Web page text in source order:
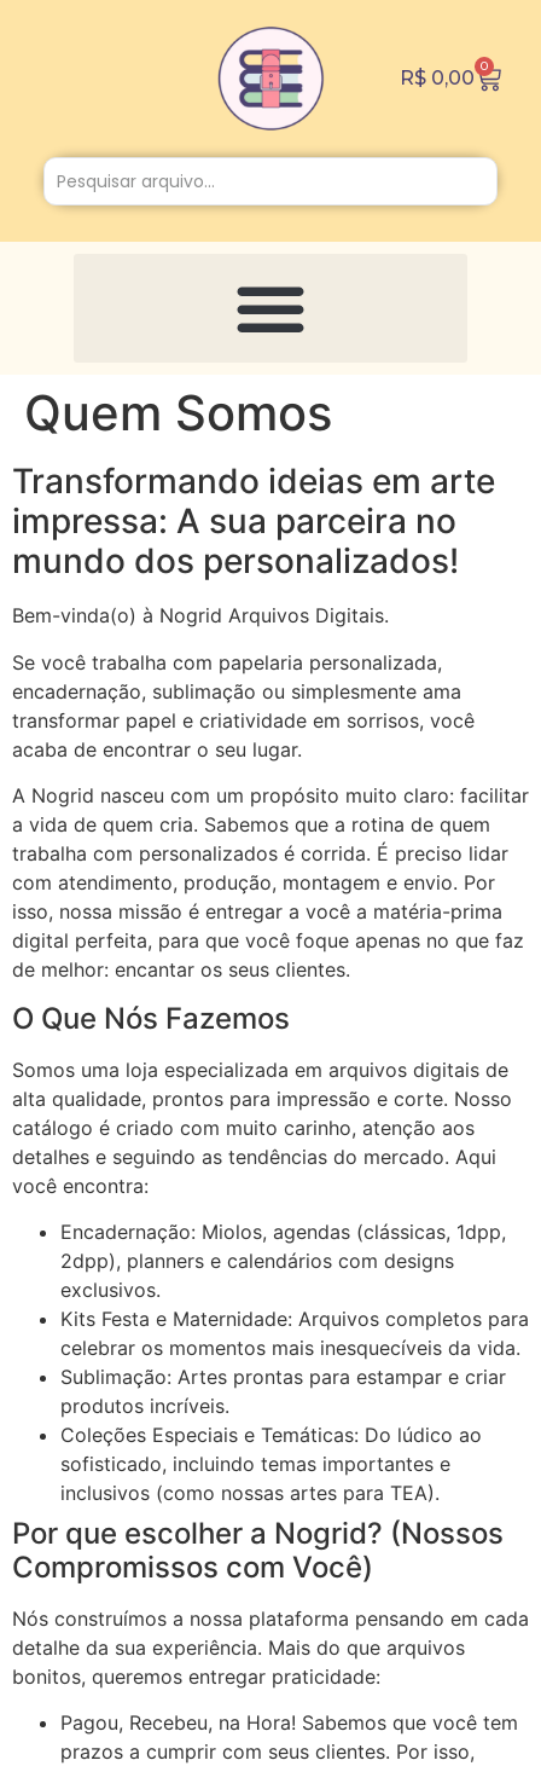
R$ 0,00
0
Quem Somos
Transformando ideias em arte
impressa: A sua parceira no
mundo dos personalizados!
Bem-vinda(o) à Nogrid Arquivos Digitais.
Se você trabalha com papelaria personalizada,
encadernação, sublimação ou simplesmente ama
transformar papel e criatividade em sorrisos, você
acaba de encontrar o seu lugar.
A Nogrid nasceu com um propósito muito claro: facilitar
a vida de quem cria. Sabemos que a rotina de quem
trabalha com personalizados é corrida. É preciso lidar
com atendimento, produção, montagem e envio. Por
isso, nossa missão é entregar a você a matéria-prima
digital perfeita, para que você foque apenas no que faz
de melhor: encantar os seus clientes.
O Que Nós Fazemos
Somos uma loja especializada em arquivos digitais de
alta qualidade, prontos para impressão e corte. Nosso
catálogo é criado com muito carinho, atenção aos
detalhes e seguindo as tendências do mercado. Aqui
você encontra:
Encadernação: Miolos, agendas (clássicas, 1dpp,
2dpp), planners e calendários com designs
exclusivos.
Kits Festa e Maternidade: Arquivos completos para
celebrar os momentos mais inesquecíveis da vida.
Sublimação: Artes prontas para estampar e criar
produtos incríveis.
Coleções Especiais e Temáticas: Do lúdico ao
sofisticado, incluindo temas importantes e
inclusivos (como nossas artes para TEA).
Por que escolher a Nogrid? (Nossos
Compromissos com Você)
Nós construímos a nossa plataforma pensando em cada
detalhe da sua experiência. Mais do que arquivos
bonitos, queremos entregar praticidade:
Pagou, Recebeu, na Hora! Sabemos que você tem
prazos a cumprir com seus clientes. Por isso,